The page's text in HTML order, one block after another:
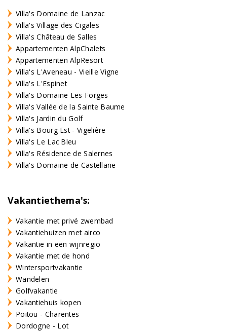
Villa's Domaine de Lanzac
Villa's Village des Cigales
Villa's Château de Salles
Appartementen AlpChalets
Appartementen AlpResort
Villa's L'Aveneau - Vieille Vigne
Villa's L'Espinet
Villa's Domaine Les Forges
Villa's Vallée de la Sainte Baume
Villa's Jardin du Golf
Villa's Bourg Est - Vigelière
Villa's Le Lac Bleu
Villa's Résidence de Salernes
Villa's Domaine de Castellane
Vakantiethema's:
Vakantie met privé zwembad
Vakantiehuizen met airco
Vakantie in een wijnregio
Vakantie met de hond
Wintersportvakantie
Wandelen
Golfvakantie
Vakantiehuis kopen
Poitou - Charentes
Dordogne - Lot